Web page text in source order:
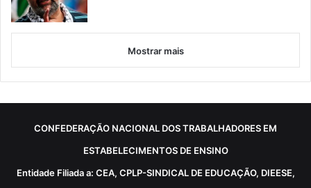
Mostrar mais
CONFEDERAÇÃO NACIONAL DOS TRABALHADORES EM
ESTABELECIMENTOS DE ENSINO
Entidade Filiada a: CEA, CPLP-SINDICAL DE EDUCAÇÃO, DIEESE,